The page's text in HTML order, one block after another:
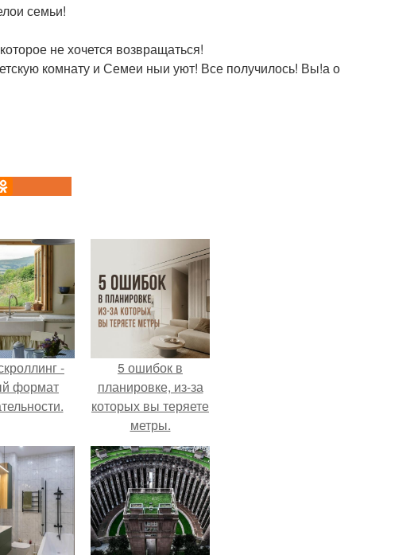
семьи!
не хочется возвращаться!
комнату и Семеи ныи уют! Все получилось! Вы!а о
-
формат
5 ошибок в
планировке, из-за
которых вы теряете
метры.